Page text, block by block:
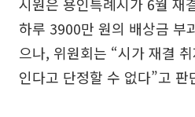
하루 3900만 원의 배상금 부
으나, 위원회는 “시가 재결
인다고 단정할 수 없다”고 판